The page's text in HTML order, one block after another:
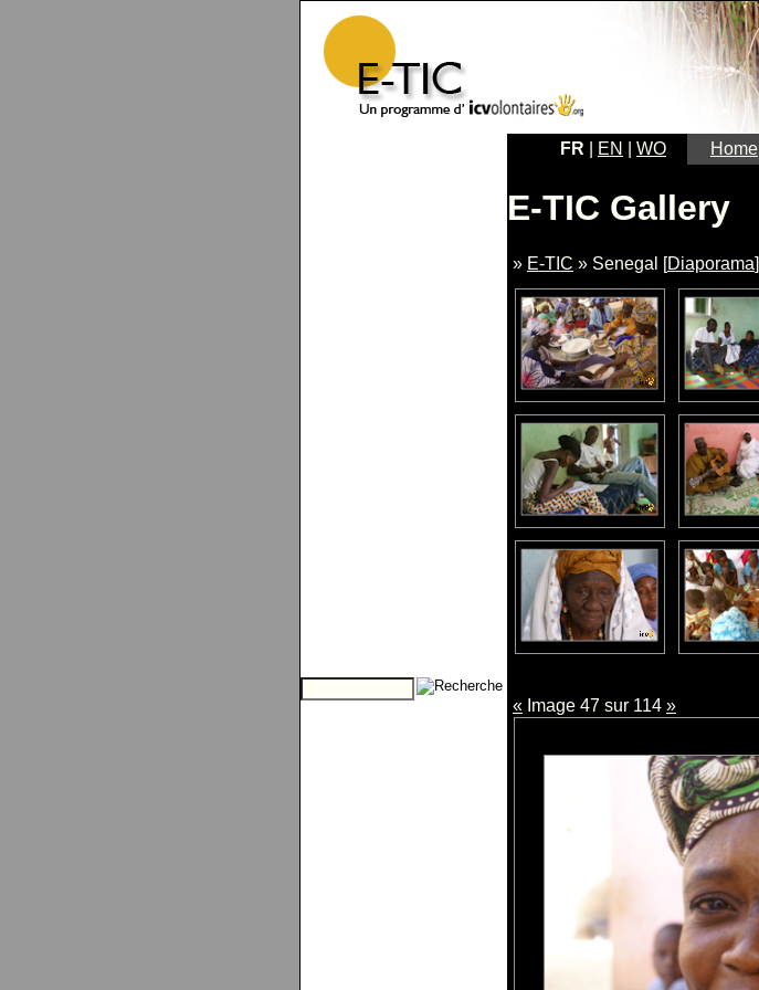
FR EN WO Home
E-TIC Gallery
» E-TIC » Senegal [Diaporama]
« Image 47 sur 114 »